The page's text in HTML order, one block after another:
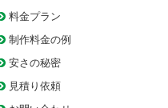
料金プラン
制作料金の例
安さの秘密
見積り依頼